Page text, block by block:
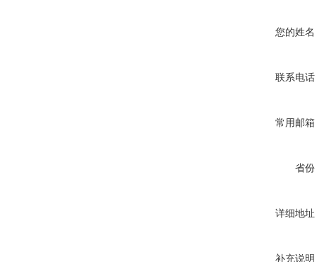
您的姓名
联系电话
常用邮箱
省份
详细地址
补充说明